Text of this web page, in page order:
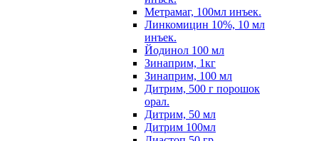
Метрамаг, 100мл инъек.
Линкомицин 10%, 10 мл
инъек.
Йодинол 100 мл
Зинаприм, 1кг
Зинаприм, 100 мл
Дитрим, 500 г порошок
орал.
Дитрим, 50 мл
Дитрим 100мл